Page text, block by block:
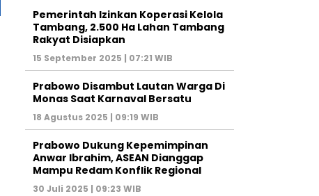
Pemerintah Izinkan Koperasi Kelola
Tambang, 2.500 Ha Lahan Tambang
Rakyat Disiapkan
15 September 2025 | 07:21 WIB
Prabowo Disambut Lautan Warga Di
Monas Saat Karnaval Bersatu
18 Agustus 2025 | 09:19 WIB
Prabowo Dukung Kepemimpinan
Anwar Ibrahim, ASEAN Dianggap
Mampu Redam Konflik Regional
30 Juli 2025 | 09:23 WIB